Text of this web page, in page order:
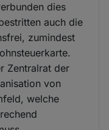
dies
auch die
zumindest
Zentralrat der
von
welche